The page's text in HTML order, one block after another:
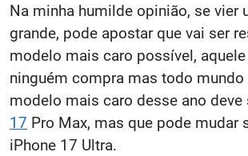
Na minha humilde opinião, se vier
grande, pode apostar que vai ser
modelo mais caro possível,
ninguém compra mas todo mundo
modelo mais caro desse ano deve
17 Pro Max, mas que pode mudar
iPhone 17 Ultra.